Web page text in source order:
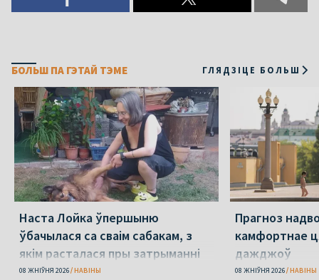
БОЛЬШ ПА ГЭТАЙ ТЭМЕ ГЛЯДЗІЦЕ БОЛЬШ
Наста Лойка ўпершыню
ўбачылася са сваім сабакам, з
якім расталася пры затрыманні
амаль 4 гады таму
08 ЖНІЎНЯ 2026 НАВІНЫ
Прагноз
камфортнае
дажджоў
08 ЖНІЎНЯ 2026 НАВІНЫ